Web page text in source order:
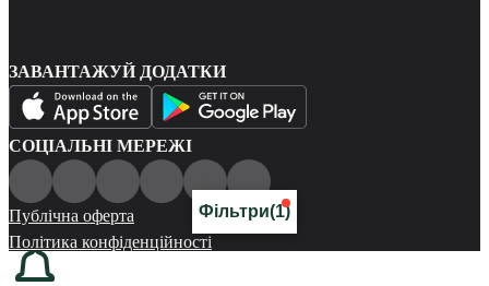
Фільтри(1)
ЗАВАНТАЖУЙ ДОДАТКИ
СОЦІАЛЬНІ МЕРЕЖІ
Публічна оферта
Політика конфіденційності
Карта сайту